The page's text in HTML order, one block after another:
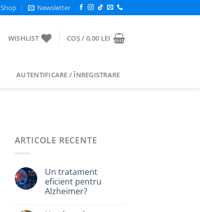
Shop Newsletter
WISHLIST COȘ / 0,00 LEI
AUTENTIFICARE / ÎNREGISTRARE
ARTICOLE RECENTE
Un tratament
eficient pentru
Alzheimer?